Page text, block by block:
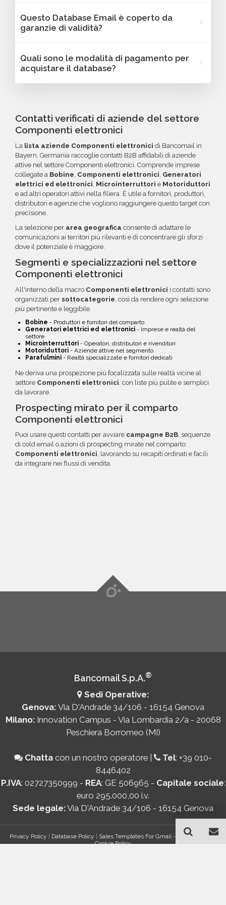
trovare dati come fatturato, numero di
dipendenti, link ai profili social e altre
e personalizzare le tue campagne B2B.
Componenti elettronici - Bayern possono
essere filtrati in base a parametri strategici
CAP), numero di dipendenti, fatturato, forma
giuridica o altri criteri specifici. Se online non
trovi la configurazione che cerchi, contatta il
campagna.
Questo Database Email è coperto da
garanzie di validità?
database email Componenti elettronici -
Bayern. Se riscontri indirizzi email non validi
entro 60 giorni dall'acquisto, potrai richiedere
come email inesistenti o DNS errati.
Quali sono le modalità di pagamento per
acquistare il database?
i circuiti protetti Banca Sella e PayPal. Inoltre,
per acquisti voluminosi, è possibile acquistare
maggiori informazioni su come sfruttare
questa opzione.
Contatti verificati di aziende del settore
Componenti elettronici
La lista aziende Componenti elettronici di Bancomail in
Bayern, Germania raccoglie contatti B2B affidabili di aziende
attive nel settore Componenti elettronici. Comprende imprese
collegate a Bobine, Componenti elettronici, Generatori
elettrici ed elettronici, Microinterruttori e Motoriduttori
e ad altri operatori attivi nella filiera. È utile a fornitori, produttori,
distributori e agenzie che vogliono raggiungere questo target con
precisione.
La selezione per area geografica consente di adattare le
comunicazioni ai territori più rilevanti e di concentrare gli sforzi
dove il potenziale è maggiore.
Segmenti e specializzazioni nel settore
Componenti elettronici
All'interno della macro Componenti elettronici i contatti sono
organizzati per sottocategorie , così da rendere ogni selezione
più pertinente e leggibile.
Bobine - Produttori e fornitori del comparto
Generatori elettrici ed elettronici - Imprese e realtà del
settore
Microinterruttori - Operatori, distributori e rivenditori
Motoriduttori - Aziende attive nel segmento
Parafulmini - Realtà specializzate e fornitori dedicati
Ne deriva una prospezione più focalizzata sulle realtà vicine al
settore Componenti elettronici , con liste più pulite e semplici
da lavorare.
Prospecting mirato per il comparto
Componenti elettronici
Puoi usare questi contatti per avviare campagne B2B, sequenze
di cold email o azioni di prospecting mirate nel comparto
Componenti elettronici, lavorando su recapiti ordinati e facili
da integrare nei flussi di vendita.
Bancomail S.p.A.®
Sedi Operative:
Genova: Via D'Andrade 34/106 - 16154 Genova
Milano: Innovation Campus - Via Lombardia 2/a - 20068
Peschiera Borromeo (MI)
Chatta con un nostro operatore | Tel: +39 010-
8446402
P.IVA: 02727350999 - REA: GE 506965 - Capitale sociale:
euro 295.000,00 i.v.
Sede legale:Via D'Andrade 34/106 - 16154 Genova
Privacy Policy | Database Policy | Sales Templates For Gmail - AddOn Policy|
Cookie Policy